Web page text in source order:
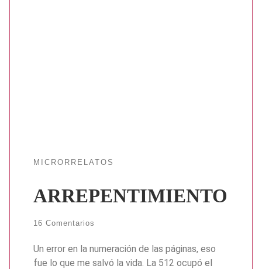
MICRORRELATOS
ARREPENTIMIENTO
16 Comentarios
Un error en la numeración de las páginas, eso
fue lo que me salvó la vida. La 512 ocupó el